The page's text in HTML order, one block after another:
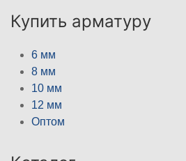
Купить арматуру
6 мм
8 мм
10 мм
12 мм
Оптом